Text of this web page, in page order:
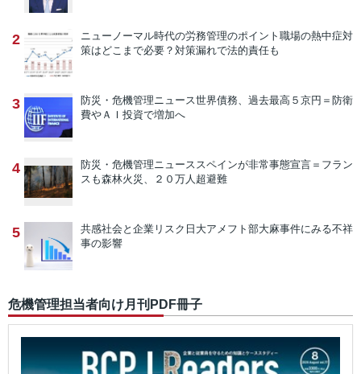
2 ニューノーマル時代の労務管理のポイント 職場の熱中症対
策はどこまで必要？対策漏れで法的責任も
3 防災・危機管理ニュース世界債務、過去最高５京円＝防衛
費やＡＩ投資で増加へ
4 防災・危機管理ニューススペインが非常事態宣言＝フラン
スも森林火災、２０万人超避難
5 共感社会と企業リスク 日大アメフト部大麻事件にみる不祥
事の影響
危機管理担当者向け月刊PDF冊子